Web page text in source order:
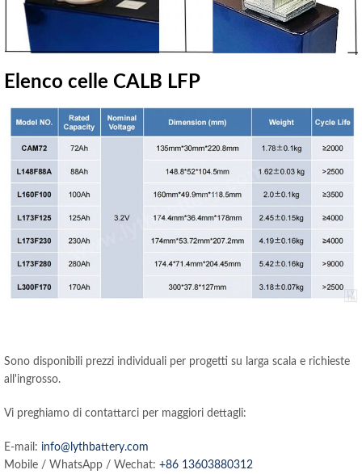
Elenco celle CALB LFP
Sono disponibili prezzi individuali per progetti su larga scala e richieste
all'ingrosso.
Vi preghiamo di contattarci per maggiori dettagli:
E-mail: info@lythbattery.com
Mobile / WhatsApp / Wechat: +86 13603880312